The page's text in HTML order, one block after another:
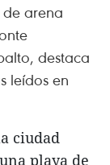
arena
destaca
leídos en
ciudad
playa de